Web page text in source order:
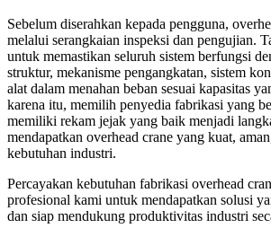
Sebelum diserahkan kepada pengguna,
melalui serangkaian inspeksi dan pengujian.
untuk memastikan seluruh sistem berfungsi
struktur, mekanisme pengangkatan, sistem
alat dalam menahan beban sesuai kapasitas
karena itu, memilih penyedia fabrikasi yang
memiliki rekam jejak yang baik menjadi
mendapatkan overhead crane yang kuat,
kebutuhan industri.
Percayakan kebutuhan fabrikasi overhead
profesional kami untuk mendapatkan solusi
dan siap mendukung produktivitas industri